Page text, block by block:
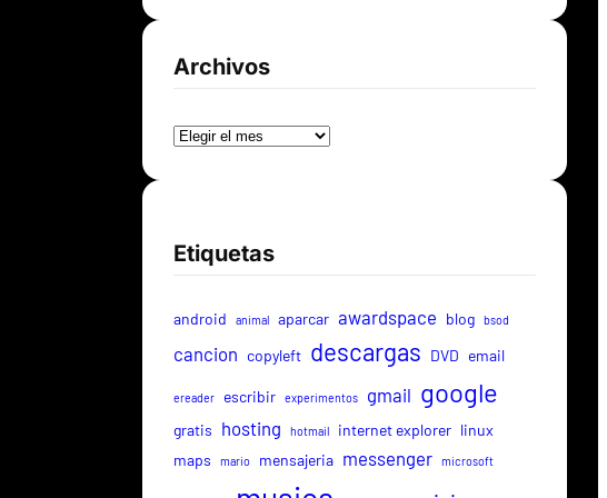
Archivos
Etiquetas
android animal aparcar awardspace blog bsod
cancion copyleft descargas DVD email
ereader escribir experimentos gmail google
gratis hosting hotmail internet explorer linux
maps
mario mensajeria messenger microsoft